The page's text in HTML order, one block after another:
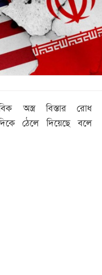
অস্ত্র বিস্তার রোধ
ঠেলে দিয়েছে বলে